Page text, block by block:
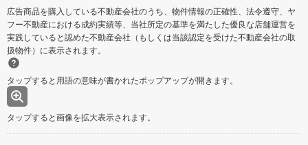
広告商品を購入している不動産会社のうち、物件情報の正確性、法令遵守、ヤ
フー不動産における成約実績等、当社所定の基準を満たした優良な店舗運営を
実践していると認めた不動産会社（もしくは当該認定を受けた不動産会社の取
扱物件）に表示されます。
タップすると用語の意味が書かれたポップアップが開きます。
タップすると画像を拡大表示されます。